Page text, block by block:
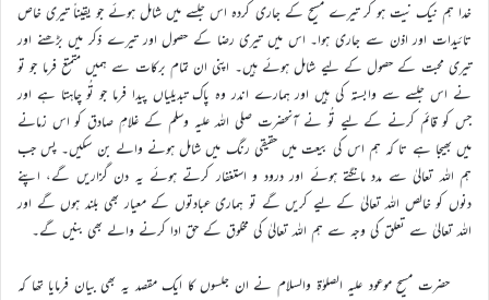
خدا ہم نیک نیت ہو کر تیرے مسیح کے جاری کردہ اس جلسے میں شامل ہوئے جو یقیناً تیری خاص
تائیدات اور اذن سے جاری ہوا۔ اس میں تیری رضا کے حصول اور تیرے ذکر میں بڑھنے اور
تیری محبت کے حصول کے لیے شامل ہوئے ہیں۔ اپنی ان تمام برکات سے ہمیں متمتع فرما جو تو
نے اس جلسے سے وابستہ کی ہیں اور ہمارے اندر وہ پاک تبدیلیاں پیدا فرما جو تُو چاہتا ہے اور
جس کو قائم کرنے کے لیے تُو نے آنحضرت صلی اللہ علیہ وسلم کے غلامِ صادق کو اس زمانے
میں بھیجا ہے تا کہ ہم اس کی بیعت میں حقیقی رنگ میں شامل ہونے والے بن سکیں۔ پس جب
ہم اللہ تعالیٰ سے مدد مانگتے ہوئے اور درود و استغفار کرتے ہوئے یہ دن گزاریں گے، اپنے
دنوں کو خالص اللہ تعالیٰ کے لیے کریں گے تو ہماری عبادتوں کے معیار بھی بلند ہوں گے اور
اللہ تعالیٰ سے تعلق کی وجہ سے ہم اللہ تعالیٰ کی مخلوق کے حق ادا کرنے والے بھی بنیں گے۔
حضرت مسیح موعود علیہ الصلوٰة والسلام نے ان جلسوں کا ایک مقصد یہ بھی بیان فرمایا تھا کہ